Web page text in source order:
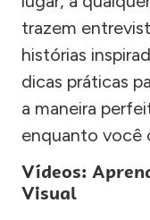
trazem
histórias
dicas práticas
a maneira
enquanto você
Vídeos:
Visual